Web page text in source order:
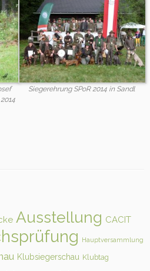
Siegerehrung SPoR 2014 in Sandl
Ausstellung CACIT
Hauptversammlung
Klubsiegerschau Klubtag